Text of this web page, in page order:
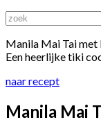
Manila Mai Tai met
Een heerlijke tiki
naar recept
Manila Mai